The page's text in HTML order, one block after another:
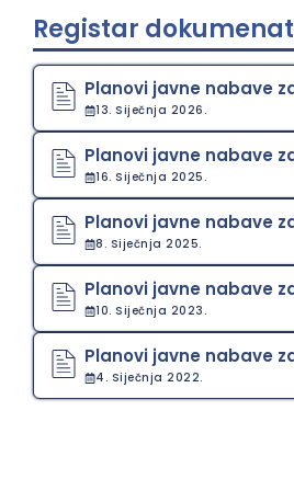
Registar
Planovi javne nabave
13. Siječnja 2026.
Planovi javne nabave
16. Siječnja 2025.
Planovi javne nabave
8. Siječnja 2025.
Planovi javne nabave
10. Siječnja 2023.
Planovi javne nabave
4. Siječnja 2022.